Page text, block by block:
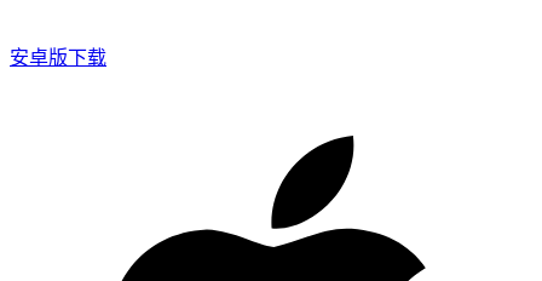
安卓版下载